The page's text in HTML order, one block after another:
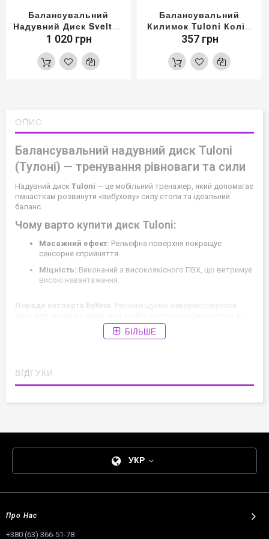
Балансувальний
Надувний Диск Sveltus
Колір Синій
1 020 грн
Балансувальний
Килимок Tuloni Колір
Чорний
357 грн
ОПИС
Балансувальний надувний диск Tuloni
(Тулоні) — тренування рівноваги та сили
Надувний диск Tuloni — це мобільний тренажер, який допомагає
гімнасткам розвинути «вибухову» силу стопи та ідеальний
баланс.
Чому варто купити диск Tuloni:
Масажний ефект: Рельєфна поверхня покращує
сенсорне сприйняття.
Міцність: Виконаний з високоякісного ПВХ, що витримує
високі навантаження.
Порада експерта БуКлік: Рекомендуємо використовувати
БІЛЬШЕ
ВІДГУКИ
УКР
Про Нас
+380 (63) 366-51-78